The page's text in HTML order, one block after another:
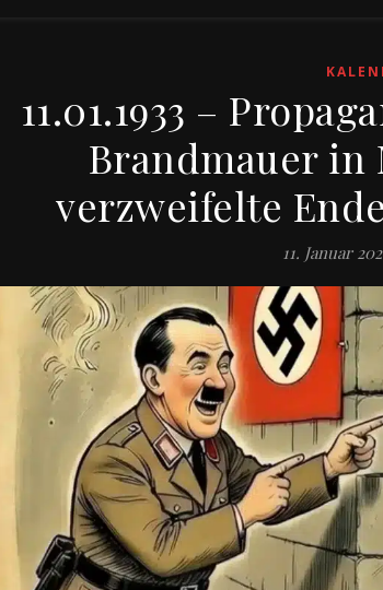
11.01.1933 –
Brandmauer in
verzweifelte
11. Januar